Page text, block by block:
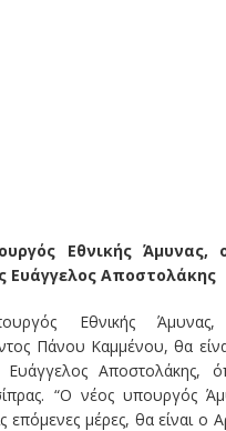
Εθνικής Άμυνας,
Ευάγγελος Αποστολάκης
Εθνικής
Πάνου Καμμένου, θα
Ευάγγελος Αποστολάκης,
“Ο νέος υπουργός
επόμενες μέρες, θα είναι ο